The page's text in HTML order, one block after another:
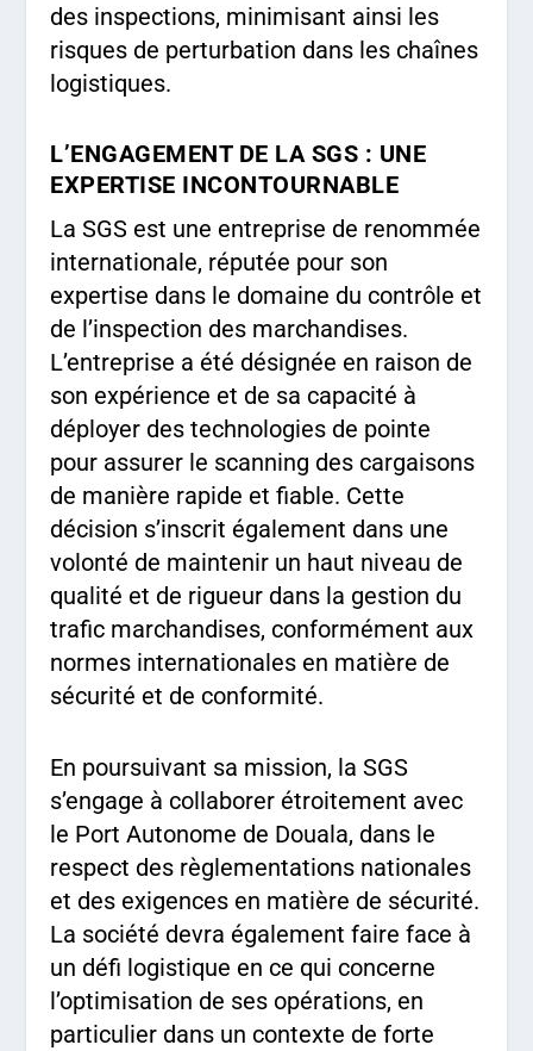
des inspections, minimisant ainsi les
risques de perturbation dans les chaînes
logistiques.
L’ENGAGEMENT DE LA SGS : UNE
EXPERTISE INCONTOURNABLE
La SGS est une entreprise de renommée
internationale, réputée pour son
expertise dans le domaine du contrôle et
de l’inspection des marchandises.
L’entreprise a été désignée en raison de
son expérience et de sa capacité à
déployer des technologies de pointe
pour assurer le scanning des cargaisons
de manière rapide et fiable. Cette
décision s’inscrit également dans une
volonté de maintenir un haut niveau de
qualité et de rigueur dans la gestion du
trafic marchandises, conformément aux
normes internationales en matière de
sécurité et de conformité.
En poursuivant sa mission, la SGS
s’engage à collaborer étroitement avec
le Port Autonome de Douala, dans le
respect des règlementations nationales
et des exigences en matière de sécurité.
La société devra également faire face à
un défi logistique en ce qui concerne
l’optimisation de ses opérations, en
particulier dans un contexte de forte